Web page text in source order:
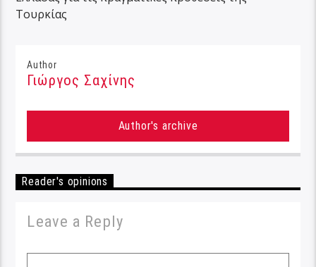
Τουρκίας
Author
Γιώργος Σαχίνης
Author's archive
Reader's opinions
Leave a Reply